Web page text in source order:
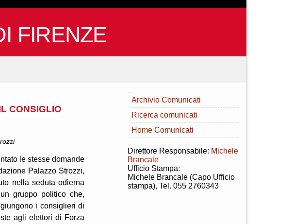
FIRENZE
CONSIGLIO
le stesse domande
Palazzo Strozzi,
nella seduta odierna
gruppo politico che,
i consiglieri di
agli elettori di Forza
Archivio Comunicati
Ricerca comunicati
Home Comunicati
Direttore Responsabile: Michele
Brancale
Ufficio Stampa:
Michele Brancale (Capo Ufficio
stampa), Tel. 055 2760343